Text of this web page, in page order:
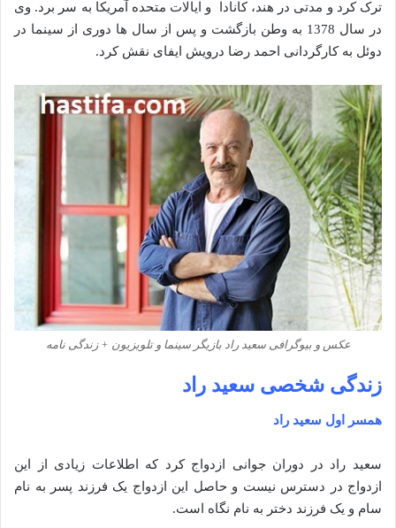
ترک کرد و مدتی در هند، کانادا و ایالات متحده آمریکا به سر برد. وی
در سال 1378 به وطن بازگشت و پس از سال ها دوری از سینما در
دوئل به کارگردانی احمد رضا درویش ایفای نقش کرد.
عکس و بیوگرافی سعید راد بازیگر سینما و تلویزیون + زندگی نامه
زندگی شخصی سعید راد
همسر اول سعید راد
سعید راد در دوران جوانی ازدواج کرد که اطلاعات زیادی از این
ازدواج در دسترس نیست و حاصل این ازدواج یک فرزند پسر به نام
سام و یک فرزند دختر به نام نگاه است.